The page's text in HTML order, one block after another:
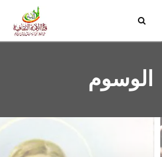
الوسوم